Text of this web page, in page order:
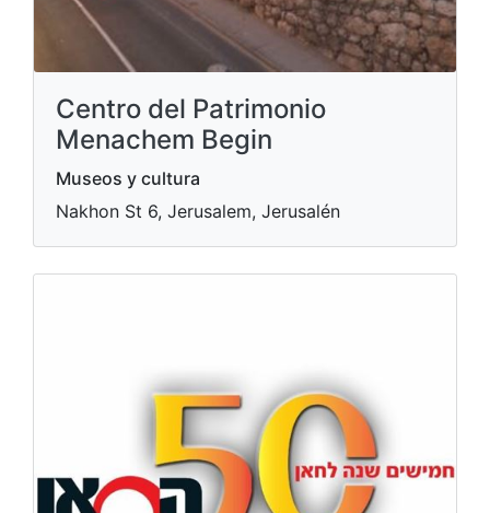
Centro del Patrimonio
Menachem Begin
Museos y cultura
Nakhon St 6, Jerusalem, Jerusalén